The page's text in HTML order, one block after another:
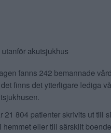
akutsjukhus
fanns 242 bemannade
finns det ytterligare lediga
21 804 patienter skrivits ut till
hemmet eller till särskilt